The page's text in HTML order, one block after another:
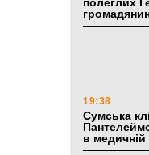
19:38
Сумська
в медичній